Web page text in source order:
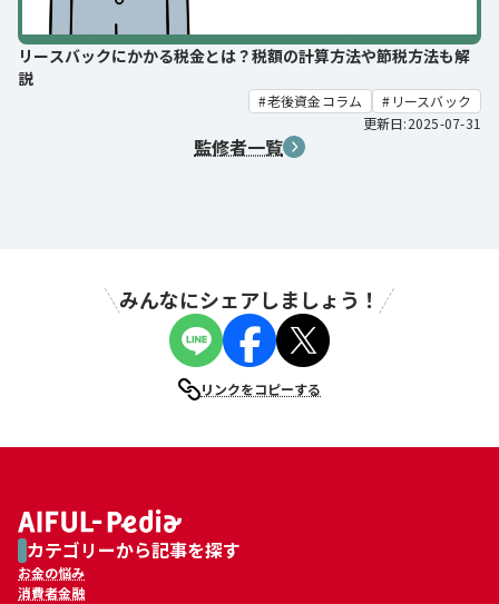
リースバックにかかる税金とは？税額の計算方法や節税方法も解
説
老後資金コラム
リースバック
更新日:2025-07-31
監修者一覧
みんなにシェアしましょう！
リンクをコピーする
カテゴリーから記事を探す
お金の悩み
消費者金融